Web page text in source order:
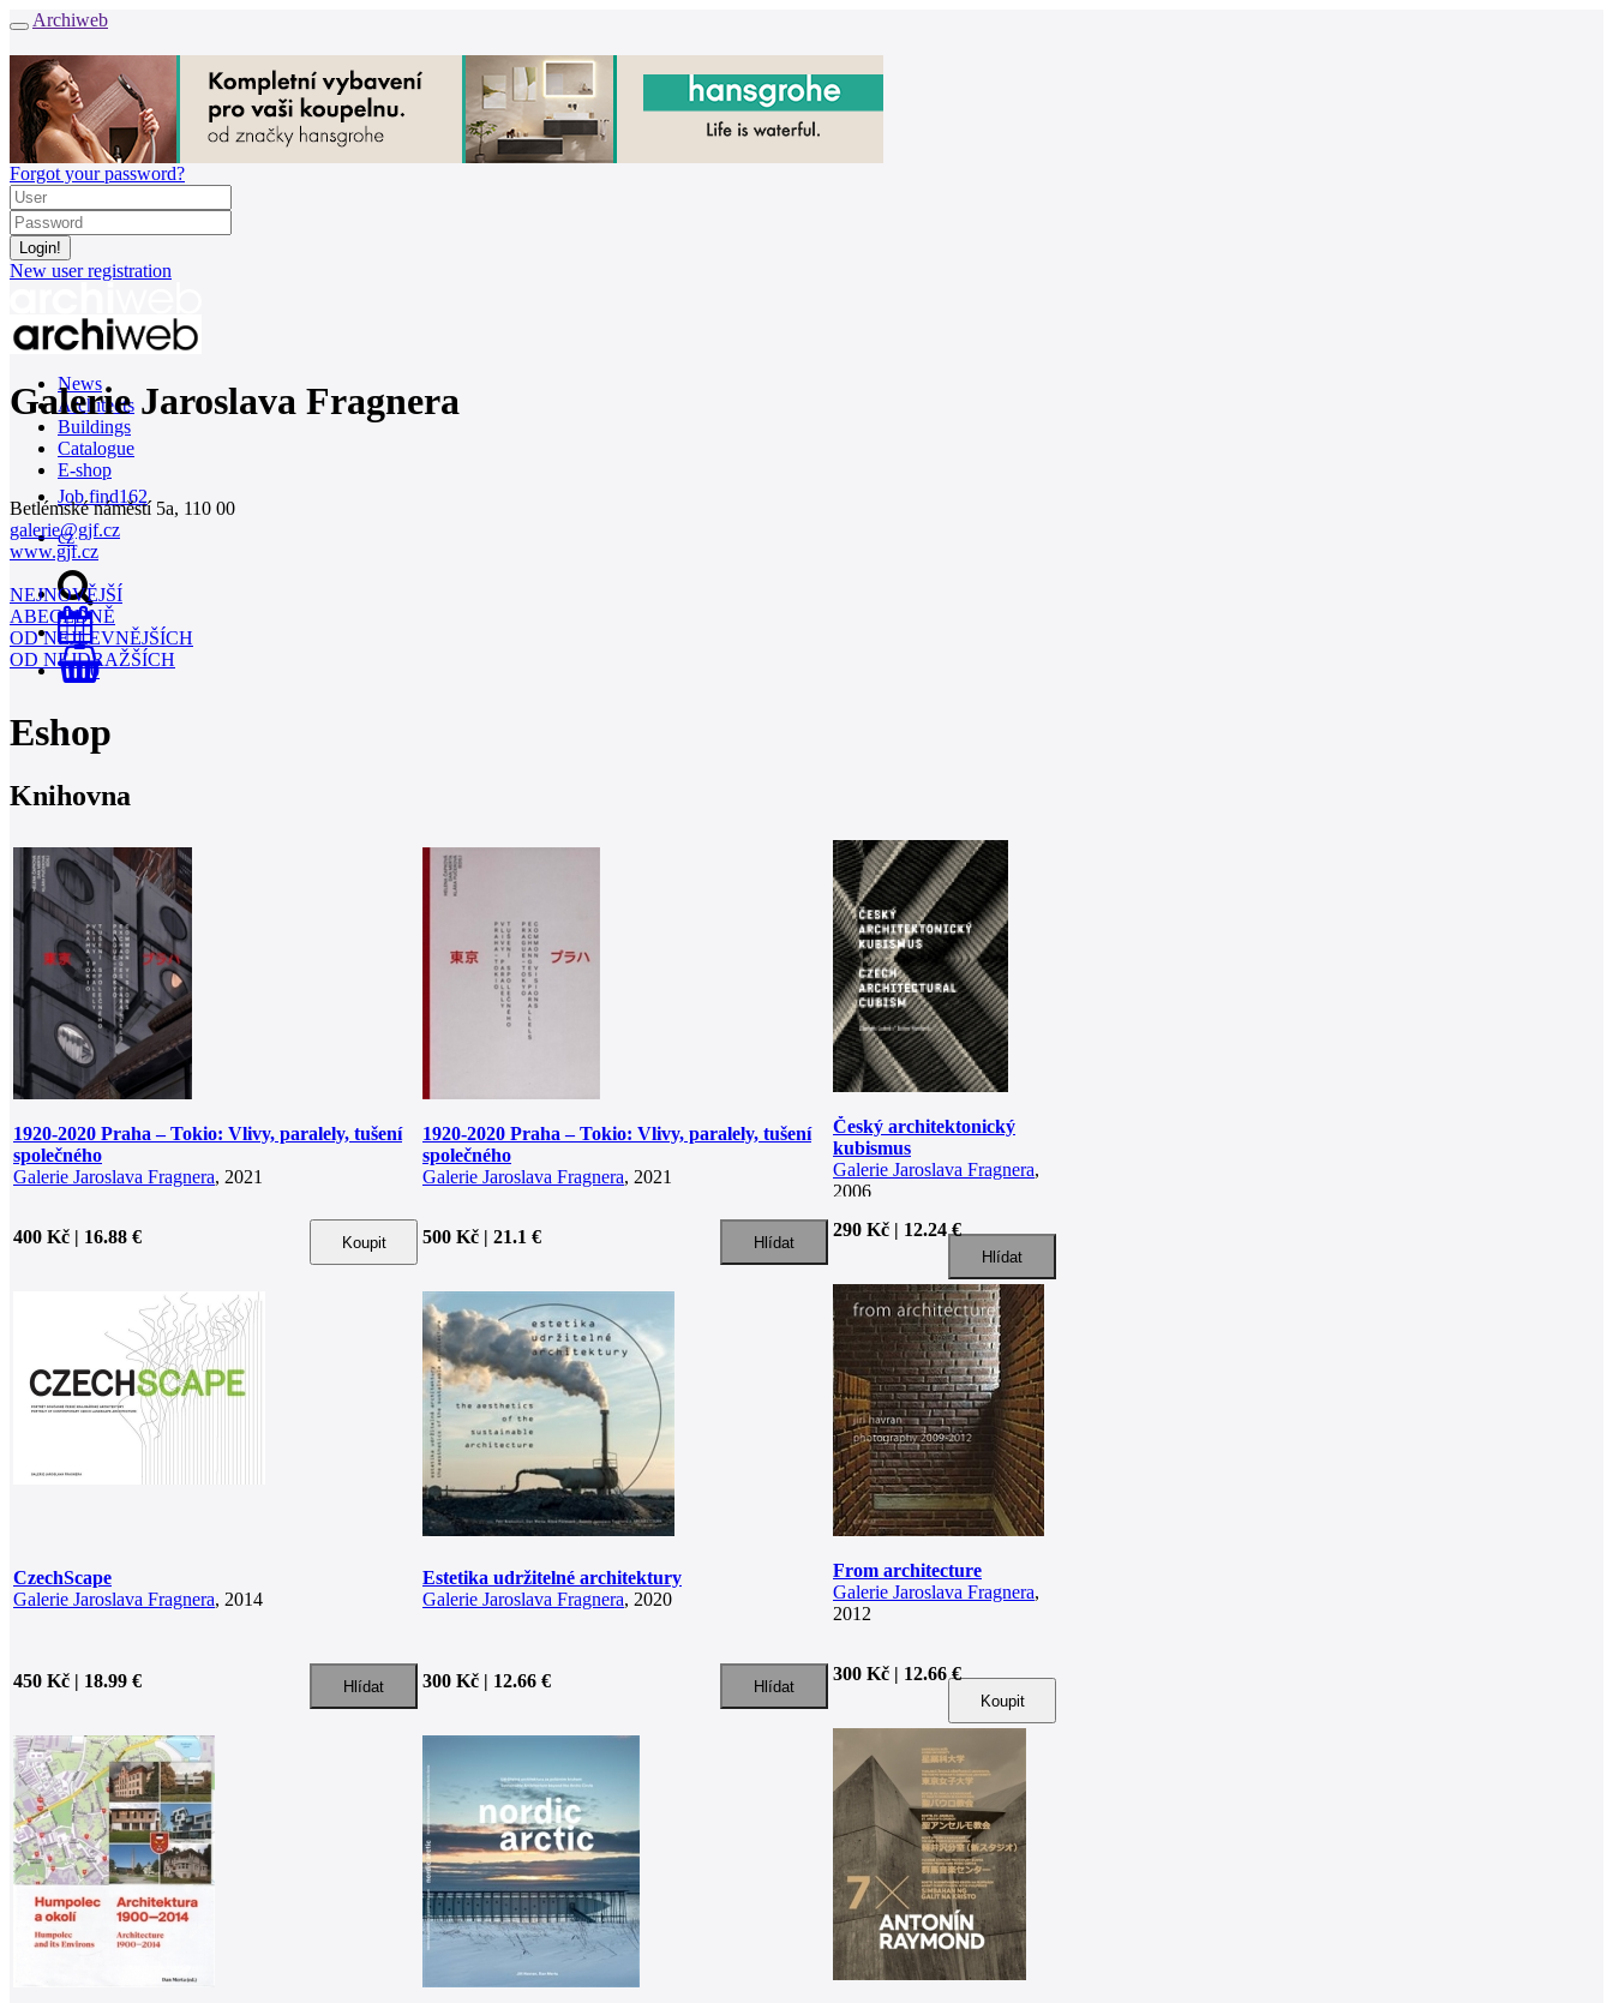
Archiweb
Forgot your password?
New user registration
News
Architects
Buildings
Catalogue
E-shop
Job find162
cz
0
Galerie Jaroslava Fragnera
Betlémské náměstí 5a, 110 00
galerie@gjf.cz
www.gjf.cz
NEJNOVĚJŠÍ
ABECEDNĚ
OD NEJLEVNĚJŠÍCH
OD NEJDRAŽŠÍCH
Eshop
Knihovna
1920-2020 Praha – Tokio: Vlivy, paralely, tušení
společného
Galerie Jaroslava Fragnera, 2021
400 Kč | 16.88 €
1920-2020 Praha – Tokio: Vlivy, paralely, tušení
společného
Galerie Jaroslava Fragnera, 2021
500 Kč | 21.1 €
Český architektonický
kubismus
Galerie Jaroslava Fragnera,
2006
290 Kč | 12.24 €
CzechScape
Galerie Jaroslava Fragnera, 2014
450 Kč | 18.99 €
Estetika udržitelné architektury
Galerie Jaroslava Fragnera, 2020
300 Kč | 12.66 €
From architecture
Galerie Jaroslava Fragnera,
2012
300 Kč | 12.66 €